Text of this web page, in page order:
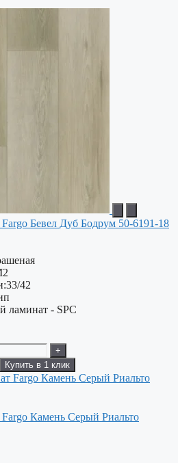
Бевел Дуб Бодрум 50-6191-18
33/42
ламинат - SPC
+
Купить в 1 клик
Камень Серый Риальто